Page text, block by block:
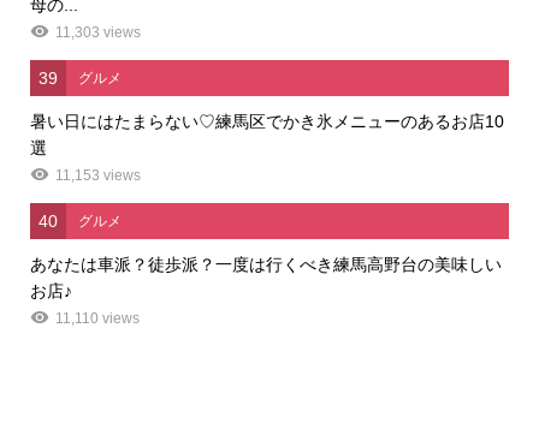
母の...
11,303 views
39 グルメ
暑い日にはたまらない♡練馬区でかき氷メニューのあるお店10
選
11,153 views
40 グルメ
あなたは車派？徒歩派？一度は行くべき練馬高野台の美味しい
お店♪
11,110 views